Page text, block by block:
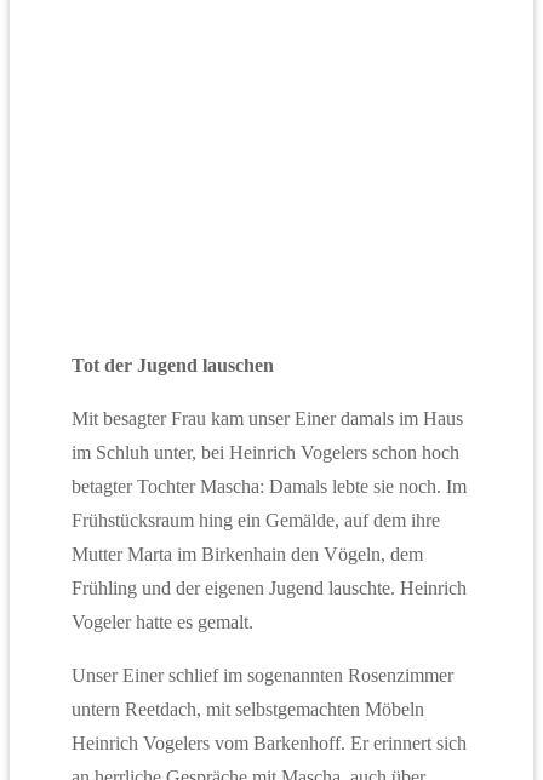
Tot der Jugend lauschen
Mit besagter Frau kam unser Einer damals im Haus
im Schluh unter, bei Heinrich Vogelers schon hoch
betagter Tochter Mascha: Damals lebte sie noch. Im
Frühstücksraum hing ein Gemälde, auf dem ihre
Mutter Marta im Birkenhain den Vögeln, dem
Frühling und der eigenen Jugend lauschte. Heinrich
Vogeler hatte es gemalt.
Unser Einer schlief im sogenannten Rosenzimmer
untern Reetdach, mit selbstgemachten Möbeln
Heinrich Vogelers vom Barkenhoff. Er erinnert sich